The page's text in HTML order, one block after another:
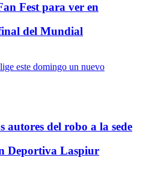
Fest para ver en
del Mundial
autores del robo a la sede
Deportiva Laspiur